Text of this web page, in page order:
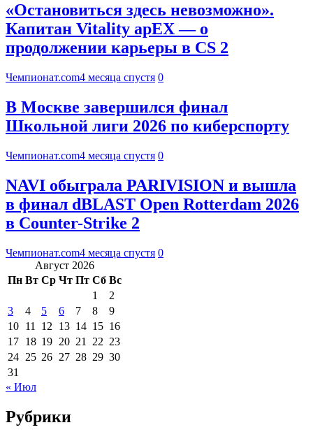
«Остановиться здесь невозможно».
Капитан Vitality apEX — о
продолжении карьеры в CS 2
Чемпионат.com4 месяца спустя 0
В Москве завершился финал
Школьной лиги 2026 по киберспорту
Чемпионат.com4 месяца спустя 0
NAVI обыграла PARIVISION и вышла
в финал dBLAST Open Rotterdam 2026
в Counter-Strike 2
Чемпионат.com4 месяца спустя 0
Август 2026
Пн Вт Ср Чт Пт Сб Вс
1
2
3
4 5 6 7 8
9
10 11 12 13 14 15 16
17 18 19 20 21 22 23
24 25 26 27 28 29 30
31
« Июл
Рубрики